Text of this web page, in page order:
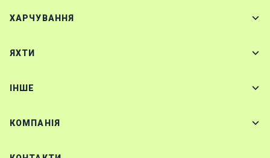
ХАРЧУВАННЯ
ЯХТИ
IНШЕ
КОМПАНІЯ